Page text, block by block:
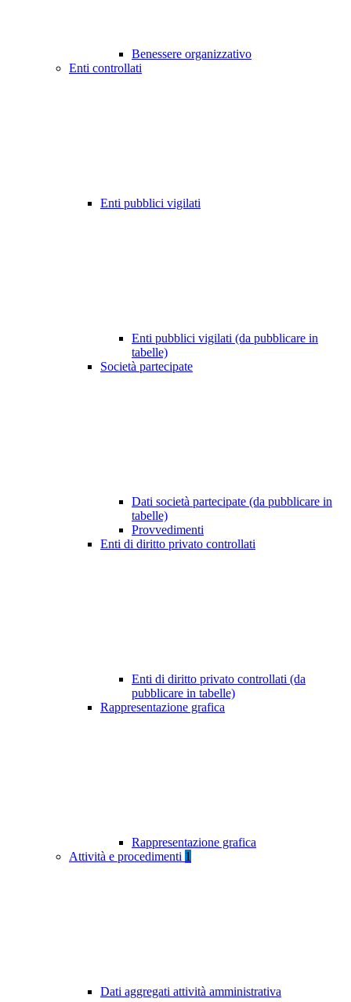
Benessere organizzativo
Enti controllati
Enti pubblici vigilati
Enti pubblici vigilati (da pubblicare in
tabelle)
Società partecipate
Dati società partecipate (da pubblicare in
tabelle)
Provvedimenti
Enti di diritto privato controllati
Enti di diritto privato controllati (da
pubblicare in tabelle)
Rappresentazione grafica
Rappresentazione grafica
Attività e procedimenti 1
Dati aggregati attività amministrativa